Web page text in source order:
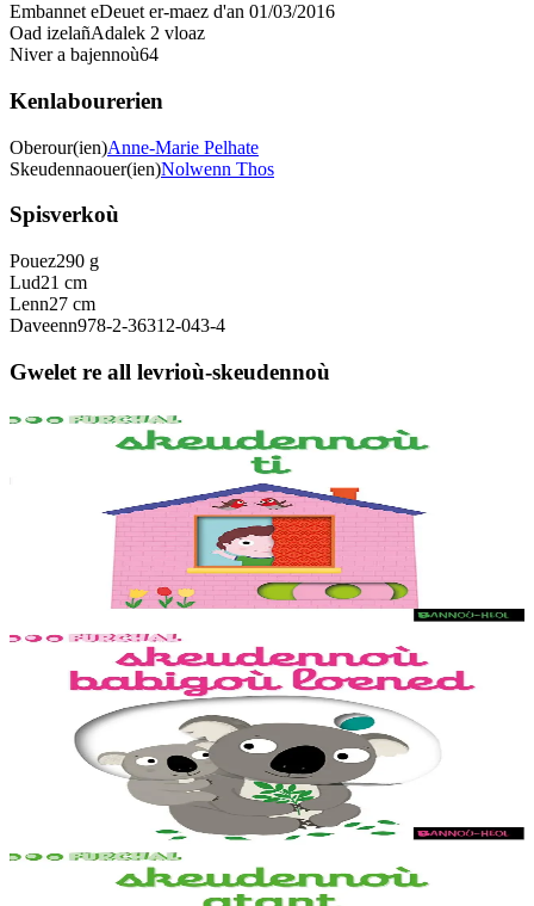
Embannet eDeuet er-maez d'an 01/03/2016
Oad izelañAdalek 2 vloaz
Niver a bajennoù64
Kenlabourerien
Oberour(ien)Anne-Marie Pelhate
Skeudennaouer(ien)Nolwenn Thos
Spisverkoù
Pouez290 g
Lud21 cm
Lenn27 cm
Daveenn978-2-36312-043-4
Gwelet re all levrioù-skeudennoù
1 vloaz hag ouzhpenn
Skeudennoù bev azasaet ouzh ar re vihanañ war bep bajenn zoubl,
adalek ar golo. Ur c'hoari bihan evit kemer plijadur gant ar gerioù e
dibenn al levr.
1 vloaz hag ouzhpenn
Skeudennoù babigoù loened
Skeudennoù bev azasaet ouzh ar re vihanañ war bep bajenn zoubl,
adalek ar golo. Ur c'hoari bihan evit kemer plijadur gant ar gerioù e
1 vloaz hag ouzhpenn